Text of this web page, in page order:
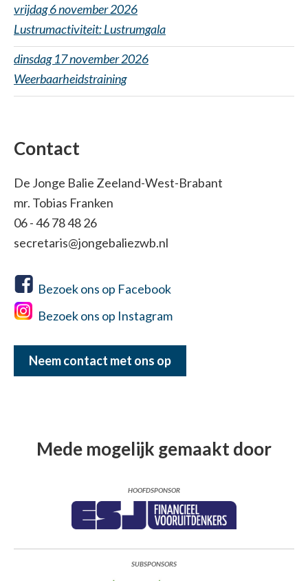
vrijdag 6 november 2026
Lustrumactiviteit: Lustrumgala
dinsdag 17 november 2026
Weerbaarheidstraining
Contact
De Jonge Balie Zeeland-West-Brabant
mr. Tobias Franken
06 - 46 78 48 26
secretaris@jongebaliezwb.nl
Bezoek ons op Facebook
Bezoek ons op Instagram
Neem contact met ons op
Mede mogelijk gemaakt door